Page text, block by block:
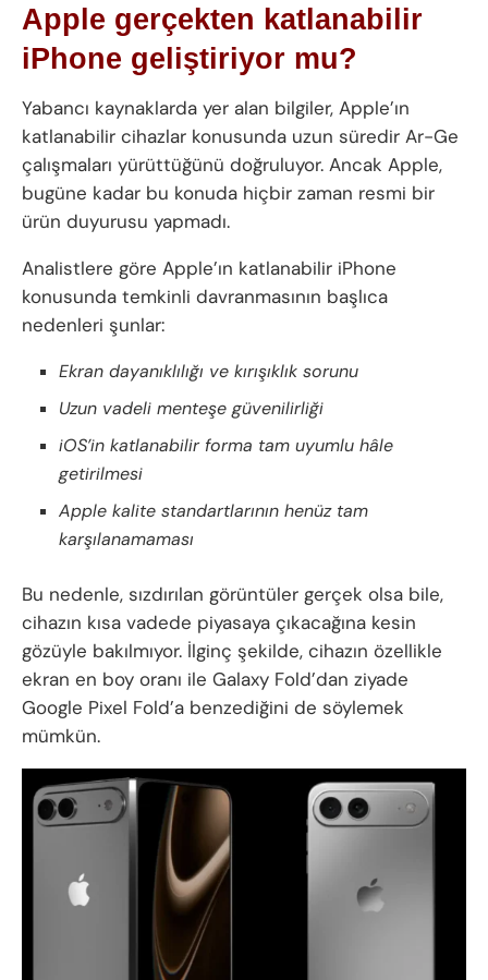
Apple gerçekten katlanabilir
iPhone geliştiriyor mu?
Yabancı kaynaklarda yer alan bilgiler, Apple’ın
katlanabilir cihazlar konusunda uzun süredir Ar-Ge
çalışmaları yürüttüğünü doğruluyor. Ancak Apple,
bugüne kadar bu konuda hiçbir zaman resmi bir
ürün duyurusu yapmadı.
Analistlere göre Apple’ın katlanabilir iPhone
konusunda temkinli davranmasının başlıca
nedenleri şunlar:
Ekran dayanıklılığı ve kırışıklık sorunu
Uzun vadeli menteşe güvenilirliği
iOS’in katlanabilir forma tam uyumlu hâle
getirilmesi
Apple kalite standartlarının henüz tam
karşılanamaması
Bu nedenle, sızdırılan görüntüler gerçek olsa bile,
cihazın kısa vadede piyasaya çıkacağına kesin
gözüyle bakılmıyor. İlginç şekilde, cihazın özellikle
ekran en boy oranı ile Galaxy Fold’dan ziyade
Google Pixel Fold’a benzediğini de söylemek
mümkün.